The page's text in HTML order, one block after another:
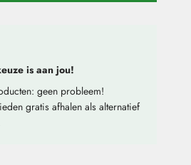
is aan jou!
geen probleem!
gratis afhalen als alternatief